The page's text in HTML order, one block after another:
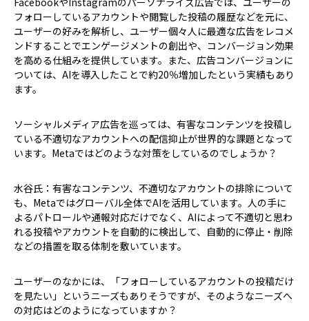
フォローしているアカウントや閲覧した投稿の履歴などを元に、
ユーザーの好みを解析し、ユーザー個々人に最適な広告をレコメ
ンドすることでエンゲージメントの創出や、コンバージョン効果
を高める仕組みを提供しています。また、広告コンバージョンに
ついては、AIを導入したことで約20％増加したという実績もあり
ます。
――ソーシャルメディア広告を巡っては、有害なコンテンツを投稿し
ている不適切なアカウントへの配信抑止が世界的な課題となって
います。Metaではどのような対策をしているのでしょうか？
水谷氏：有害なコンテンツ、不適切なアカウントの排除について
も、Metaではグローバル全体でAIを活用しています。人の手に
よるパトロールや通報対応だけでなく、AIによって不適切と思わ
れる投稿やアカウントを自動的に検出して、自動的に停止・削除
などの措置を取る体制を敷いています。
――ユーザーのなかには、「フォローしているアカウントの投稿だけ
を見たい」というニーズもありそうですが、そのようなニーズへ
の対応はどのようになっていますか？